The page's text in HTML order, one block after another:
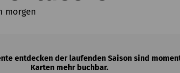
morgen
entdecken der laufenden Saison sind
Karten mehr buchbar.